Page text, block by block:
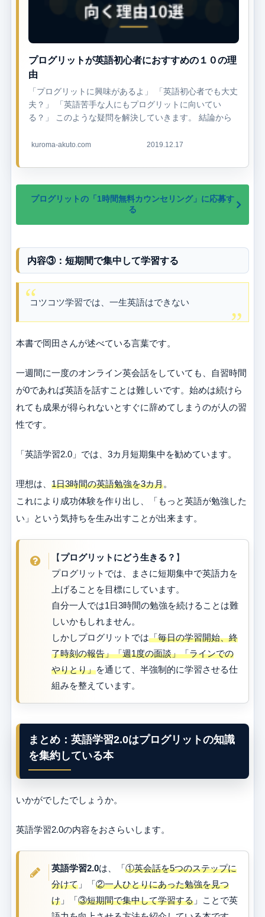
プログリットが英語初心者におすすめの１０の理
由
「プログリットに興味があるよ」 「英語初心者でも大丈
夫？」 「英語苦手な人にもプログリットに向いてい
る？」 このような疑問を解決していきます。 結論から
kuroma-akuto.com 2019.12.17
プログリットの「1時間無料カウンセリング」に応募す
る
内容③：短期間で集中して学習する
コツコツ学習では、一生英語はできない
本書で岡田さんが述べている言葉です。
一週間に一度のオンライン英会話をしていても、自習時間
が0であれば英語を話すことは難しいです。始めは続けら
れても成果が得られないとすぐに辞めてしまうのが人の習
性です。
「英語学習2.0」では、3カ月短期集中を勧めています。
理想は、 1日3時間の英語勉強を3カ月。
これにより成功体験を作り出し、「もっと英語が勉強した
い」という気持ちを生み出すことが出来ます。
【プログリットにどう生きる？ 】
プログリットでは、まさに短期集中で英語力を
上げることを目標にしています。
自分一人では1日3時間の勉強を続けることは難
しいかもしれません。
しかしプログリットでは「毎日の学習開始、終
了時刻の報告」「週1度の面談」「ラインでの
やりとり」を通じて、半強制的に学習させる仕
組みを整えています。
まとめ：英語学習2.0はプログリットの知識
を集約している本
いかがでしたでしょうか。
英語学習2.0の内容をおさらいします。
英語学習2.0は、「①英会話を5つのステップに
分けて」「②一人ひとりにあった勉強を見つ
け」「③短期間で集中して学習する」ことで英